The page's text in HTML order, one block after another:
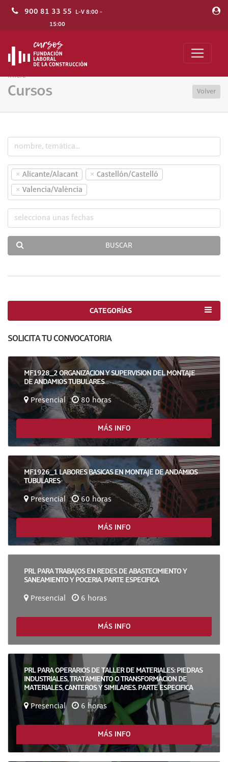
900 81 33 55 L-V 8:00 -
15:00
Inicio
Cursos Volver
× Alicante/Alacant × Castellón/Castelló
× Valencia/València
BUSCAR
CATEGORÍAS
SOLICITA TU CONVOCATORIA
MF1928_2 ORGANIZACION Y SUPERVISION DEL MONTAJE
DE ANDAMIOS TUBULARES
Presencial 80 horas
MÁS INFO
MF1926_1 LABORES BASICAS EN MONTAJE DE ANDAMIOS
TUBULARES
Presencial 60 horas
MÁS INFO
PRL PARA TRABAJOS EN REDES DE ABASTECIMIENTO Y
SANEAMIENTO Y POCERIA. PARTE ESPECIFICA
Presencial 6 horas
MÁS INFO
PRL PARA OPERARIOS DE TALLER DE MATERIALES: PIEDRAS
INDUSTRIALES, TRATAMIENTO O TRANSFORMACION DE
MATERIALES, CANTEROS Y SIMILARES. PARTE ESPECIFICA
Presencial 6 horas
MÁS INFO